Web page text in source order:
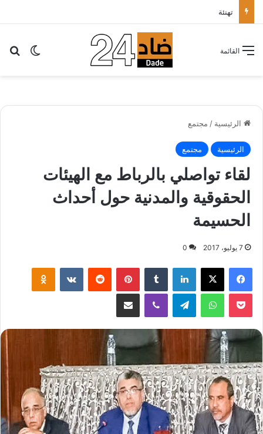
الوضع القائمة
الرئيسية / مجتمع
الرئيسية مجتمع
لقاء تواصلي بالرباط مع الهيئات
الحقوقية والمدنية حول أحداث
الحسيمة
7 يوليو، 2017 0
لينكدإن بينتيريست
واتساب